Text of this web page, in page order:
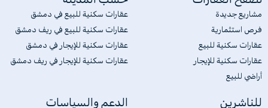
مشاريع جديدة
فرص استثمارية
عقارات سكنية للبيع
عقارات سكنية للإيجار
أراضي للبيع
عقارات سكنية للبيع في دمشق
عقارات سكنية للبيع في ريف دمشق
عقارات سكنية للإيجار في دمشق
عقارات سكنية للإيجار في ريف دمشق
للناشرين الدعم والسياسات